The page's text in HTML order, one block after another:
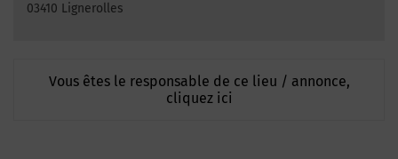
03410 Lignerolles
Vous êtes le responsable de ce lieu / annonce,
cliquez ici